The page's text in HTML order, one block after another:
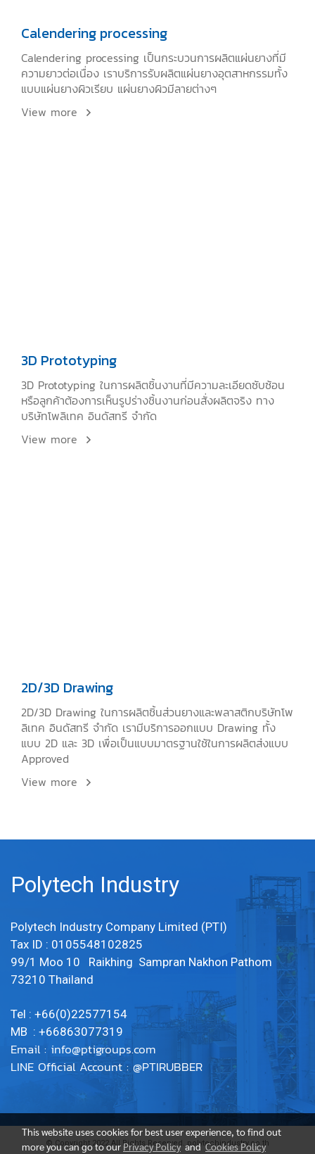
Calendering processing
Calendering processing เป็นกระบวนการผลิตแผ่นยางที่มี
ความยาวต่อเนื่อง เราบริการรับผลิตแผ่นยางอุตสาหกรรมทั้ง
แบบแผ่นยางผิวเรียบ แผ่นยางผิวมีลายต่างๆ
View more
3D Prototyping
3D Prototyping ในการผลิตชิ้นงานที่มีความละเอียดซับซ้อน
หรือลูกค้าต้องการเห็นรูปร่างชิ้นงานก่อนสั่งผลิตจริง ทาง
บริษัทโพลิเทค อินดัสทรี จำกัด
View more
2D/3D Drawing
2D/3D Drawing ในการผลิตชิ้นส่วนยางและพลาสติกบริษัทโพ
ลิเทค อินดัสทรี จำกัด เรามีบริการออกแบบ Drawing ทั้ง
แบบ 2D และ 3D เพื่อเป็นแบบมาตรฐานใช้ในการผลิตส่งแบบ
Approved
View more
Polytech Industry
Polytech Industry Company Limited (PTI)
Tax ID : 0105548102825
99/1 Moo 10 Raikhing Sampran Nakhon Pathom
73210 Thailand
Tel : +66(0)22577154
MB : +66863077319
Email : info@ptigroups.com
LINE Official Account : @PTIRUBBER
© Copyright 2022 All Rights Reserved. polytechindustry.co.th
This website uses cookies for best user experience, to find out
more you can go to ourPrivacy PolicyandCookies Policy